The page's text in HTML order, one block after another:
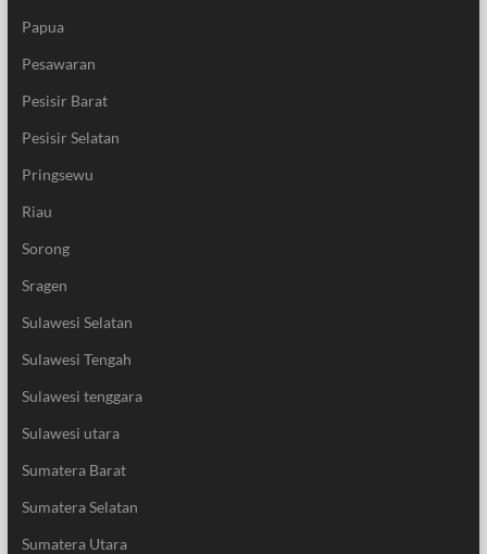
Papua
Pesawaran
Pesisir Barat
Pesisir Selatan
Pringsewu
Riau
Sorong
Sragen
Sulawesi Selatan
Sulawesi Tengah
Sulawesi tenggara
Sulawesi utara
Sumatera Barat
Sumatera Selatan
Sumatera Utara